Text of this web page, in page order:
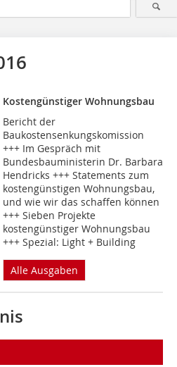
Kostengünstiger Wohnungsbau
Bericht der
Baukostensenkungskomission
+++ Im Gespräch mit
Bundesbauministerin Dr. Barbara
Hendricks +++ Statements zum
kostengünstigen Wohnungsbau,
und wie wir das schaffen können
+++ Sieben Projekte
kostengünstiger Wohnungsbau
+++ Spezial: Light + Building
Alle Ausgaben